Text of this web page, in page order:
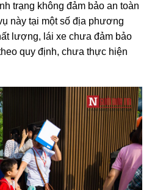
trạng không đảm bảo an toàn
này tại một số địa phương
lượng, lái xe chưa đảm bảo
quy định, chưa thực hiện